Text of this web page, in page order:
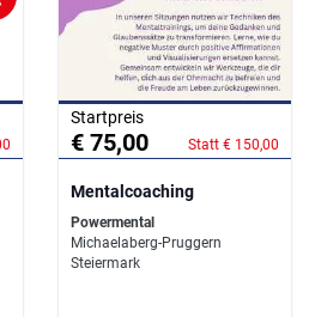
Startpreis
€ 75,00 Statt € 150,00
Mentalcoaching
Powermental
Michaelaberg-Pruggern
Steiermark